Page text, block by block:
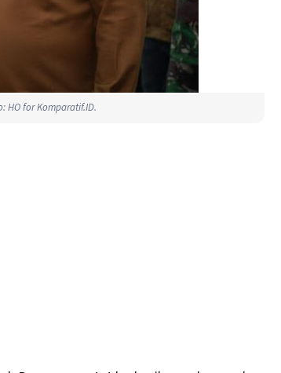
HO for Komparatif.ID.